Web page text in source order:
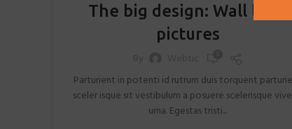
The big design: Wall likes
pictures
Parturient in potenti id rutrum duis torquent
sceler isque sit vestibulum a posuere scelerisque
urna. Egestas tristi...